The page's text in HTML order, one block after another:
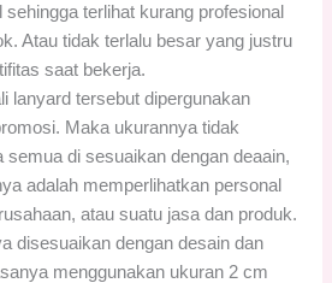
terlihat kurang profesional
Atau tidak terlalu besar yang justru
saat bekerja.
lanyard tersebut dipergunakan
Maka ukurannya tidak
semua di sesuaikan dengan deaain,
adalah memperlihatkan personal
atau suatu jasa dan produk.
disesuaikan dengan desain dan
menggunakan ukuran 2 cm